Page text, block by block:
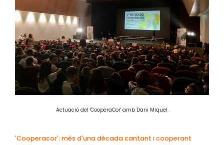
Actuació del 'CooperaCor' amb Dani Miquel.
'Cooperacor': més d'una dècada cantant i cooperant